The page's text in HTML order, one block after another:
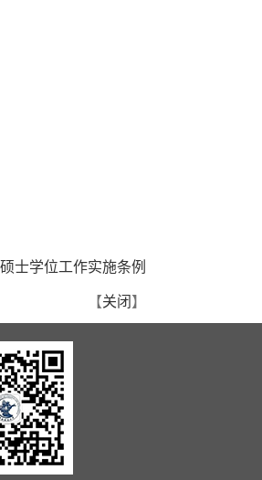
士学位工作实施条例
【关闭】